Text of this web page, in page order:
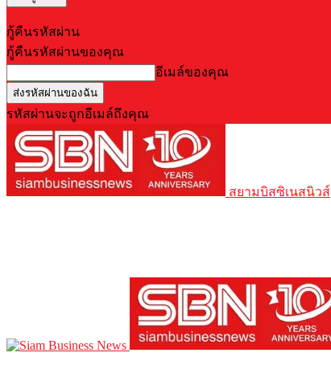
กู้คืนรหัสผ่าน
กู้คืนรหัสผ่านของคุณ
อีเมล์ของคุณ
รหัสผ่านจะถูกอีเมล์ถึงคุณ
สยามบิสซิเนสนิวส์